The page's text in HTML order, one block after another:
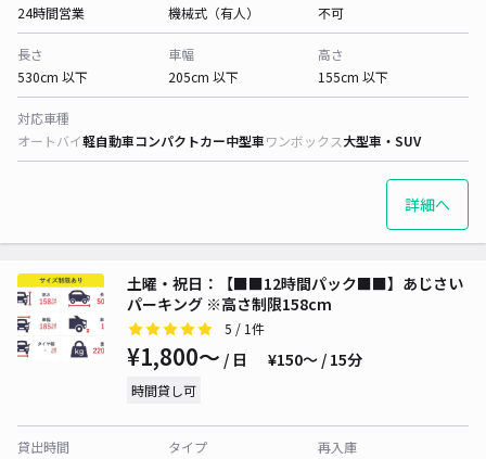
24時間営業
機械式（有人）
不可
長さ
530cm 以下
車幅
205cm 以下
高さ
155cm 以下
対応車種
オートバイ軽自動車コンパクトカー中型車ワンボックス大型車・SUV
詳細へ
土曜・祝日：【■■12時間パック■■】あじさい
パーキング ※高さ制限158cm
5 / 1件
¥1,800〜 / 日 ¥150〜 / 15分
時間貸し可
貸出時間
タイプ
再入庫